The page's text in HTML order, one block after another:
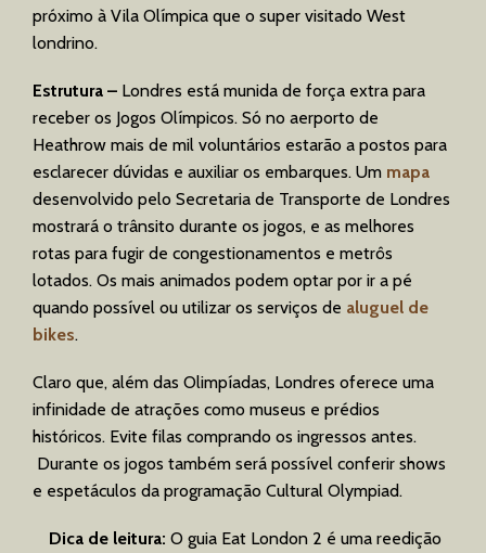
próximo à Vila Olímpica que o super visitado West
londrino.
Estrutura – Londres está munida de força extra para
receber os Jogos Olímpicos. Só no aerporto de
Heathrow mais de mil voluntários estarão a postos para
esclarecer dúvidas e auxiliar os embarques. Um mapa
desenvolvido pelo Secretaria de Transporte de Londres
mostrará o trânsito durante os jogos, e as melhores
rotas para fugir de congestionamentos e metrôs
lotados. Os mais animados podem optar por ir a pé
quando possível ou utilizar os serviços de aluguel de
bikes.
Claro que, além das Olimpíadas, Londres oferece uma
infinidade de atrações como museus e prédios
históricos. Evite filas comprando os ingressos antes.
Durante os jogos também será possível conferir shows
e espetáculos da programação Cultural Olympiad.
Dica de leitura: O guia Eat London 2 é uma reedição